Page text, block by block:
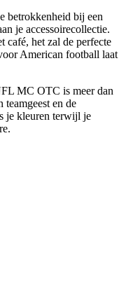
betrokkenheid bij een
je accessoirecollectie.
café, het zal de perfecte
American football laat
MC OTC is meer dan
teamgeest en de
je kleuren terwijl je